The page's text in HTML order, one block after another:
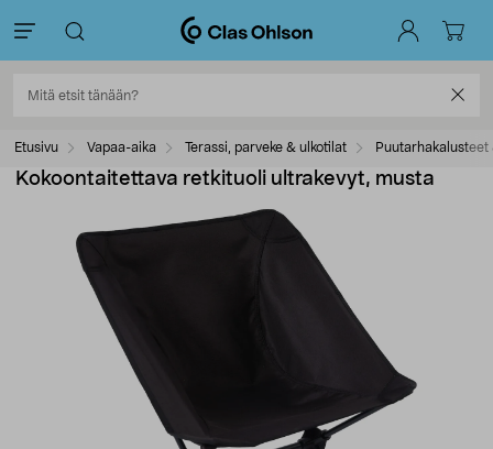
Etusivu Vapaa-aika Terassi, parveke & ulkotilat Puutarhakalusteet
Kokoontaitettava retkituoli ultrakevyt, musta